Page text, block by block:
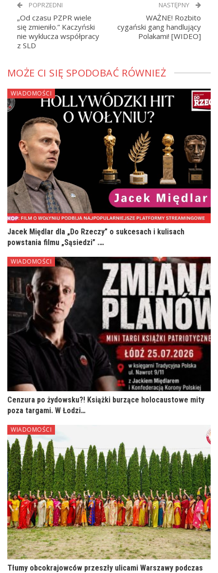
POPRZEDNI
„Od czasu PZPR wiele
się zmieniło.” Kaczyński
nie wyklucza współpracy
z SLD
NASTĘPNY
WAŻNE! Rozbito
cygański gang handlujący
Polakami! [WIDEO]
MOŻE CI SIĘ SPODOBAĆ RÓWNIEŻ
WIADOMOŚCI
Jacek Międlar dla „Do Rzeczy” o sukcesach i kulisach
powstania filmu „Sąsiedzi” .…
WIADOMOŚCI
Cenzura po żydowsku?! Książki burzące holocaustowe mity
poza targami. W Łodzi…
WIADOMOŚCI
Tłumy obcokrajowców przeszły ulicami Warszawy podczas